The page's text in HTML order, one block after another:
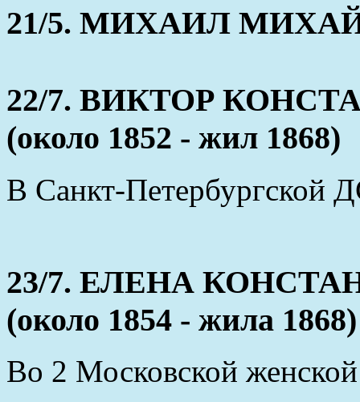
21/5. МИХАИЛ
22/7. ВИКТОР
(около 1852 - жил 1868)
В Санкт-Петербургской
23/7. ЕЛЕНА
(около 1854 - жила 1868)
Во 2 Московской